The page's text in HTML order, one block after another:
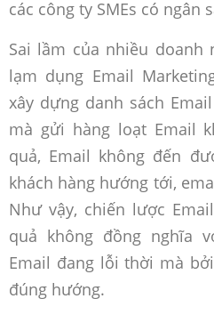
các công ty SMEs có ngân
Sai lầm của nhiều doanh
lạm dụng Email
xây dựng danh sách
mà gửi hàng loạt Email
quả, Email không đến
khách hàng hướng tới,
Như vậy, chiến lược
quả không đồng nghĩa
Email đang lỗi thời mà
đúng hướng.